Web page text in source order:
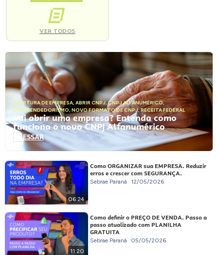
VER TODOS
ABERTURA DE EMPRESA, ABRIR CNPJ,CNPJ ALFANUMÉRICO,
EMPREENDEDORISMO, NOVO FORMATO DE CNPJ,RECEITA FEDERAL
Vai abrir uma empresa? Entenda como
funciona o novo CNPJ Alfanumérico
ACESSAR
06:24
Como ORGANIZAR sua EMPRESA. Reduzir
erros e crescer com SEGURANÇA.
Sebrae Paraná 12/05/2026
11:20
Como definir o PREÇO DE VENDA. Passo a
passo atualizado com PLANILHA
GRATUITA
Sebrae Paraná 05/05/2026